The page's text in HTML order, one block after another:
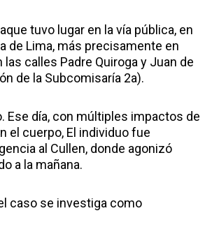
tuvo lugar en la vía pública, en
de Lima, más precisamente en
calles Padre Quiroga y Juan de
de la Subcomisaría 2a).
Ese día, con múltiples impactos de
el cuerpo, El individuo fue
al Cullen, donde agonizó
a la mañana.
caso se investiga como